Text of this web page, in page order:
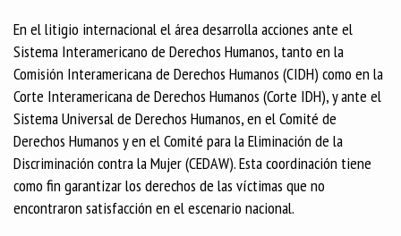
En el litigio internacional el área desarrolla acciones ante el
Sistema Interamericano de Derechos Humanos, tanto en la
Comisión Interamericana de Derechos Humanos (CIDH) como en la
Corte Interamericana de Derechos Humanos (Corte IDH), y ante el
Sistema Universal de Derechos Humanos, en el Comité de
Derechos Humanos y en el Comité para la Eliminación de la
Discriminación contra la Mujer (CEDAW). Esta coordinación tiene
como fin garantizar los derechos de las víctimas que no
encontraron satisfacción en el escenario nacional.